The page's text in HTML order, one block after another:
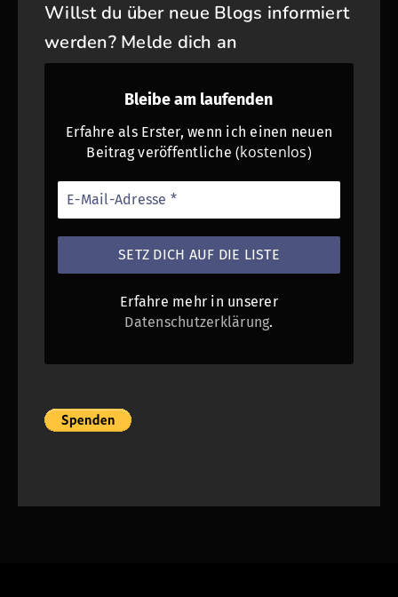
Willst du über neue Blogs informiert
werden? Melde dich an
Bleibe am laufenden
Erfahre als Erster, wenn ich einen neuen
Beitrag veröffentliche (kostenlos)
Erfahre mehr in unserer
Datenschutzerklärung.